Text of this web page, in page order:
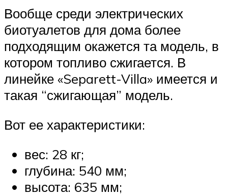
Вообще среди электрических
биотуалетов для дома более
подходящим окажется та модель, в
котором топливо сжигается. В
линейке «Separett-Villa» имеется и
такая “сжигающая” модель.
Вот ее характеристики:
вес: 28 кг;
глубина: 540 мм;
высота: 635 мм;